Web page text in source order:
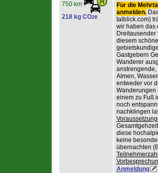
750 km
218 kg CO2e
Für die
anmelden.
talblick.com)
wir haben das
diesem
Gastgebern
Wanderer
Almen,
entweder vor
Wanderungen
einem zu Fuß
noch
nachklingen
diese
keine
übernachten
Anmeldung